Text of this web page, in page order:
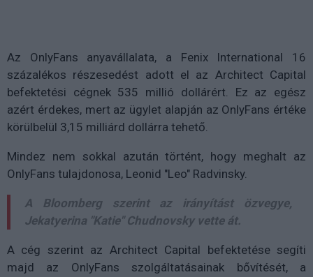
Az OnlyFans anyavállalata, a Fenix International 16
százalékos részesedést adott el az Architect Capital
befektetési cégnek 535 millió dollárért. Ez az egész
azért érdekes, mert az ügylet alapján az OnlyFans értéke
körülbelül 3,15 milliárd dollárra tehető.
Mindez nem sokkal azután történt, hogy meghalt az
OnlyFans tulajdonosa, Leonid "Leo" Radvinsky.
A Bloomberg szerint az irányítást özvegye,
Jekatyerina "Katie" Chudnovsky vette át.
A cég szerint az Architect Capital befektetése segíti
majd az OnlyFans szolgáltatásainak bővítését, a